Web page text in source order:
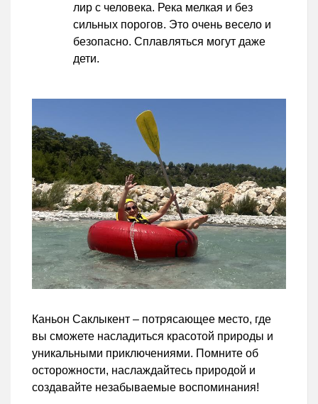
лир с человека. Река мелкая и без
сильных порогов. Это очень весело и
безопасно. Сплавляться могут даже
дети.
Каньон Саклыкент – потрясающее место, где
вы сможете насладиться красотой природы и
уникальными приключениями. Помните об
осторожности, наслаждайтесь природой и
создавайте незабываемые воспоминания!